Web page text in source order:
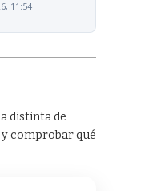
11:54 ·
distinta de
comprobar qué